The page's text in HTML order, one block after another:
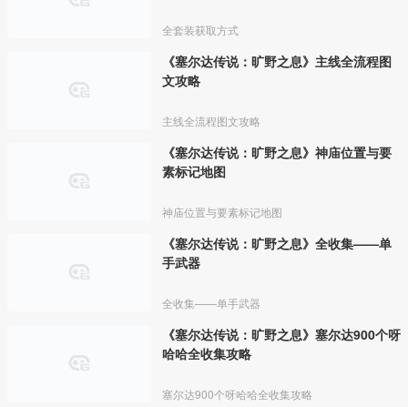
全套装获取方式
《塞尔达传说：旷野之息》主线全流程图
文攻略
主线全流程图文攻略
《塞尔达传说：旷野之息》神庙位置与要
素标记地图
神庙位置与要素标记地图
《塞尔达传说：旷野之息》全收集——单
手武器
全收集——单手武器
《塞尔达传说：旷野之息》塞尔达900个呀
哈哈全收集攻略
塞尔达900个呀哈哈全收集攻略